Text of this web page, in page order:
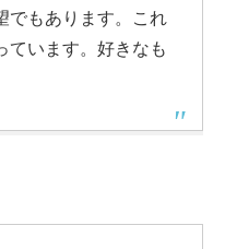
でもあります。これ
ています。好きなも